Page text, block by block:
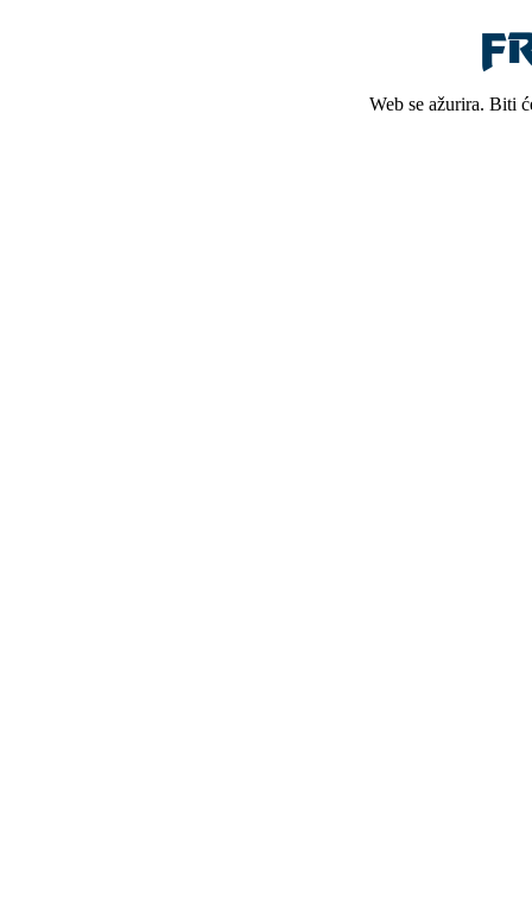
Web se ažurira. Biti